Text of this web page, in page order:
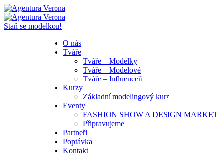
Staň se modelkou!
O nás
Tváře
Tváře – Modelky
Tváře – Modelové
Tváře – Influenceři
Kurzy
Základní modelingový kurz
Eventy
FASHION SHOW A DESIGN MARKET
Připravujeme
Partneři
Poptávka
Kontakt